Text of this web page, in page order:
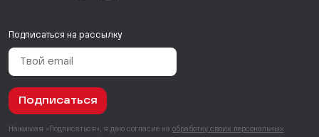
Подписаться на рассылку
Подписаться
Нажимая «Подписаться», я даю согласие на обработку своих персональных